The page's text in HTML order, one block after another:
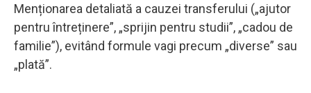
Menționarea detaliată a cauzei transferului („ajutor
pentru întreținere”, „sprijin pentru studii”, „cadou de
familie”), evitând formule vagi precum „diverse” sau
„plată”.